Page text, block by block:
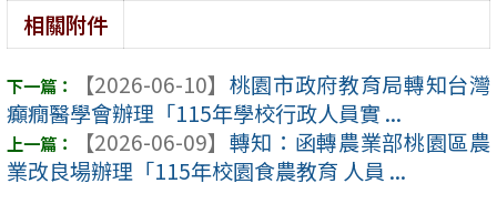
相關附件
【2026-06-10】 桃園市政府教育局轉知台灣
癲癇醫學會辦理「115年學校行政人員實 ...
【2026-06-09】 轉知：函轉農業部桃園區農
業改良場辦理「115年校園食農教育 人員 ...